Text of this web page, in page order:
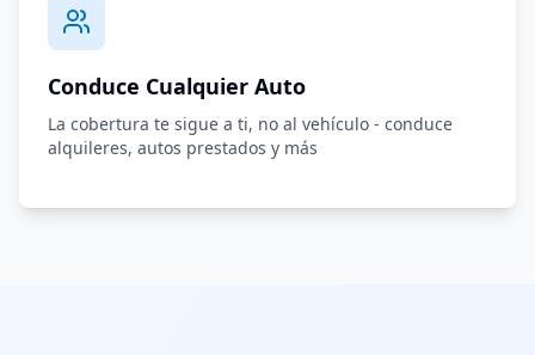
Conduce Cualquier Auto
La cobertura te sigue a ti, no al vehículo - conduce
alquileres, autos prestados y más